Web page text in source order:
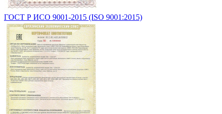
ГОСТ Р ИСО 9001-2015 (ISO 9001:2015)